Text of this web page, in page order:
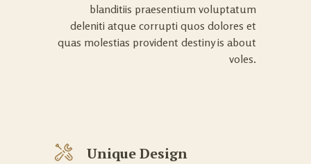
blanditiis praesentium voluptatum
deleniti atque corrupti quos dolores et
quas molestias provident destiny is about
voles.
Unique Design